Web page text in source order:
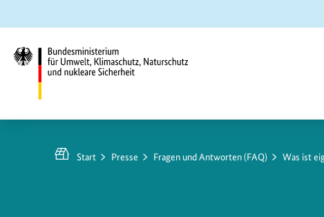
Hauptinhalt
springen
Suche
springen
Hauptnavigation
springen
Umwelt,
Klimaschutz,
Start Presse Fragen und Antworten (FAQ) Was ist